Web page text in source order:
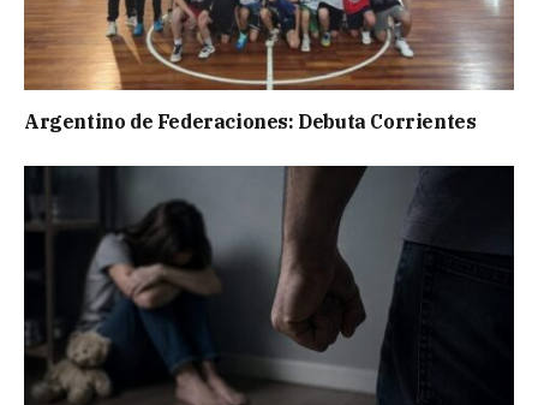
Argentino de Federaciones: Debuta Corrientes